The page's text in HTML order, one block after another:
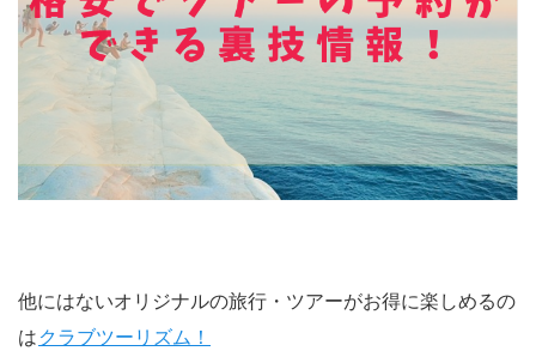
他にはないオリジナルの旅行・ツアーがお得に楽しめるの
は クラブツーリズム！